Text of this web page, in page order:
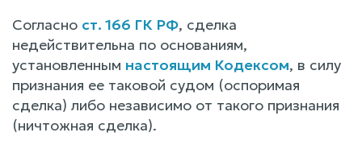
Согласно ст. 166 ГК РФ, сделка
недействительна по основаниям,
установленным настоящим Кодексом, в силу
признания ее таковой судом (оспоримая
сделка) либо независимо от такого признания
(ничтожная сделка).